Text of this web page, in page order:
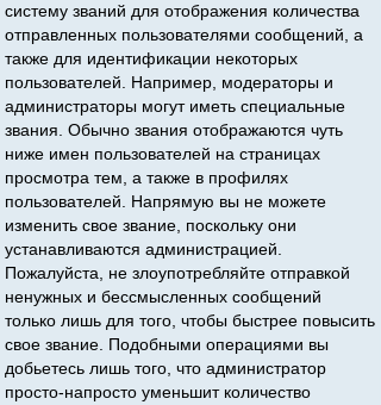
систему званий для отображения количества
отправленных пользователями сообщений, а
также для идентификации некоторых
пользователей. Например, модераторы и
администраторы могут иметь специальные
звания. Обычно звания отображаются чуть
ниже имен пользователей на страницах
просмотра тем, а также в профилях
пользователей. Напрямую вы не можете
изменить свое звание, поскольку они
устанавливаются администрацией.
Пожалуйста, не злоупотребляйте отправкой
ненужных и бессмысленных сообщений
только лишь для того, чтобы быстрее повысить
свое звание. Подобными операциями вы
добьетесь лишь того, что администратор
просто-напросто уменьшит количество